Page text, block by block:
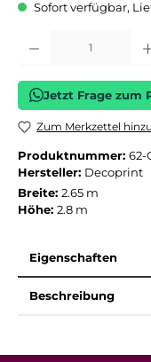
Sofort verfügbar,
Produkt Anzahl: Gib den
Jetzt Frage zum
Zum Merkzettel
Produktnummer: 62-
Hersteller: Decoprint
Breite: 2.65 m
Höhe: 2.8 m
Eigenschaften
Beschreibung